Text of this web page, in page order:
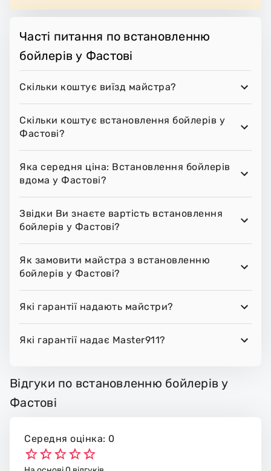
Часті питання по встановленню
бойлерів у Фастові
Скільки коштує виїзд майстра?
Скільки коштує встановлення бойлерів у
Фастові?
Яка середня ціна: Встановлення бойлерів
вдома у Фастові?
Звідки Ви знаєте вартість встановлення
бойлерів у Фастові?
Як замовити майстра з встановленню
бойлерів у Фастові?
Які гарантії надають майстри?
Які гарантії надає Master911?
Відгуки по встановленню бойлерів у
Фастові
Середня оцінка: 0